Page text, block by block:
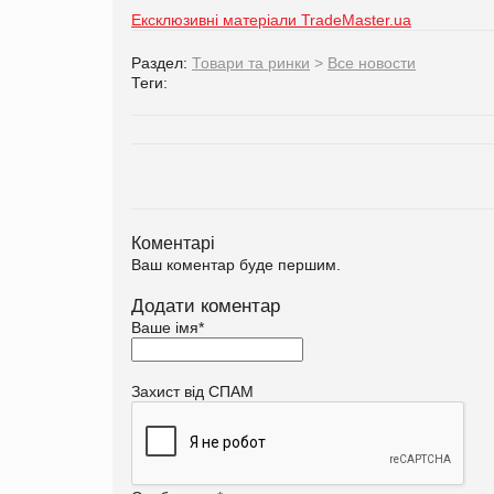
Ексклюзивні матеріали TradeMaster.ua
Раздел: Товари та ринки > Все новости
Теги:
Коментарі
Ваш коментар буде першим.
Додати коментар
Ваше імя*
Захист від СПАМ